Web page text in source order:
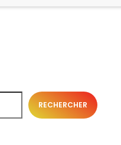
RECHERCHER